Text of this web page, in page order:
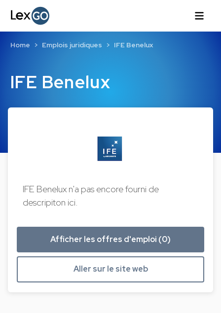
IFE Benelux
Home Emplois juridiques IFE Benelux
IFE Benelux n'a pas encore fourni de
descripiton ici.
Afficher les offres d'emploi (0)
Aller sur le site web